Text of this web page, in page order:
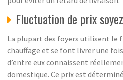
Fluctuation de prix
La plupart des foyers utilisent le
chauffage et se font livrer une
d’entre eux connaissent
domestique. Ce prix est